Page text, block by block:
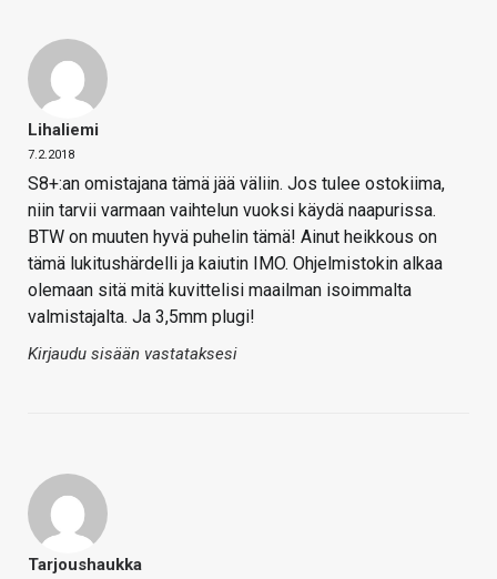
Lihaliemi
7.2.2018
S8+:an omistajana tämä jää väliin. Jos tulee ostokiima,
niin tarvii varmaan vaihtelun vuoksi käydä naapurissa.
BTW on muuten hyvä puhelin tämä! Ainut heikkous on
tämä lukitushärdelli ja kaiutin IMO. Ohjelmistokin alkaa
olemaan sitä mitä kuvittelisi maailman isoimmalta
valmistajalta. Ja 3,5mm plugi!
Kirjaudu sisään vastataksesi
Tarjoushaukka